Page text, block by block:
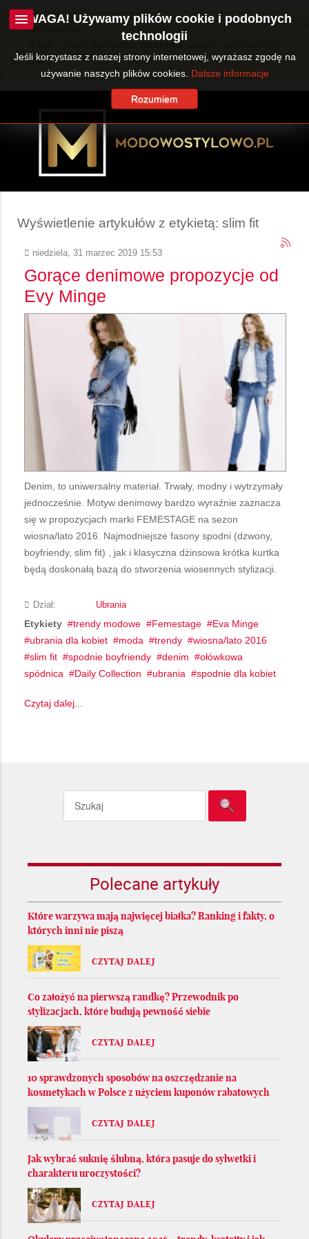
Ostrzeżenie
JUser::_load: Nie można załadować danych użytkownika o
ID: 360.
Wyświetlenie artykułów z etykietą: slim fit
niedziela, 31 marzec 2019 15:53
Gorące denimowe propozycje od
Evy Minge
Denim, to uniwersalny materiał. Trwały, modny i wytrzymały
jednocześnie. Motyw denimowy bardzo wyraźnie zaznacza
się w propozycjach marki FEMESTAGE na sezon
wiosna/lato 2016. Najmodniejsze fasony spodni (dzwony,
boyfriendy, slim fit) , jak i klasyczna dżinsowa krótka kurtka
będą doskonałą bazą do stworzenia wiosennych stylizacji.
Dział: Ubrania
Etykiety trendy modowe Femestage
Eva Minge
ubrania dla kobiet
moda trendy
wiosna/lato 2016
slim fit
spodnie boyfriendy denim
ołówkowa
spódnica
Daily Collection ubrania spodnie dla kobiet
Czytaj dalej...
Polecane artykuły
Które warzywa mają najwięcej białka? Ranking i fakty, o
których inni nie piszą
CZYTAJ DALEJ
Co założyć na pierwszą randkę? Przewodnik po
stylizacjach, które budują pewność siebie
CZYTAJ DALEJ
10 sprawdzonych sposobów na oszczędzanie na
kosmetykach w Polsce z użyciem kuponów rabatowych
CZYTAJ DALEJ
Jak wybrać suknię ślubną, która pasuje do sylwetki i
charakteru uroczystości?
CZYTAJ DALEJ
UWAGA! Używamy plików cookie i podobnych
technologii
Jeśli korzystasz z naszej strony internetowej, wyrażasz zgodę na
używanie naszych plików cookies. Dalsze informacje
Rozumiem